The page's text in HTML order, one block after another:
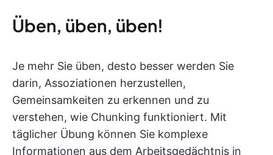
Üben, üben, üben!
Je mehr Sie üben, desto besser werden Sie
darin, Assoziationen herzustellen,
Gemeinsamkeiten zu erkennen und zu
verstehen, wie Chunking funktioniert. Mit
täglicher Übung können Sie komplexe
Informationen aus dem Arbeitsgedächtnis in